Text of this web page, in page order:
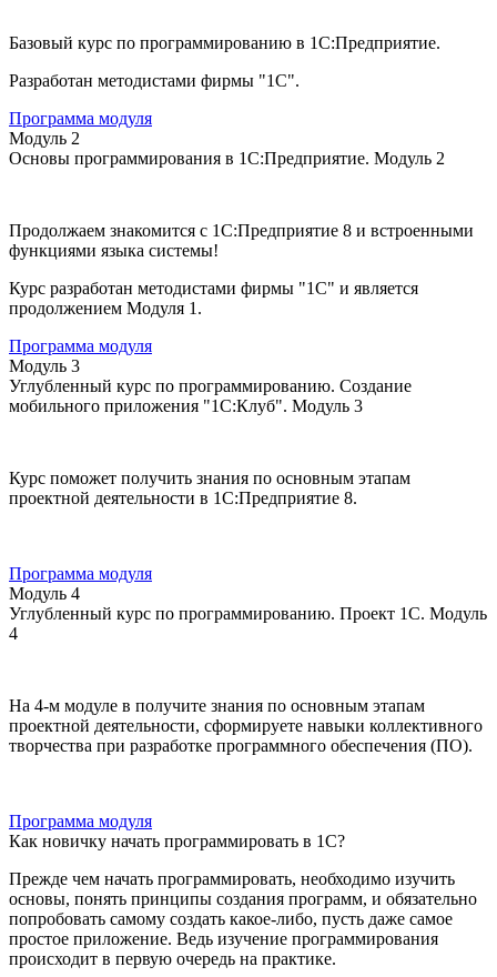
Базовый курс по программированию в 1С:Предприятие.
Разработан методистами фирмы "1С".
Программа модуля
Модуль 2
Основы программирования в 1С:Предприятие. Модуль 2
Продолжаем знакомится с 1С:Предприятие 8 и встроенными
функциями языка системы!
Курс разработан методистами фирмы "1С" и является
продолжением Модуля 1.
Программа модуля
Модуль 3
Углубленный курс по программированию. Создание
мобильного приложения "1С:Клуб". Модуль 3
Курс поможет получить знания по основным этапам
проектной деятельности в 1С:Предприятие 8.
Программа модуля
Модуль 4
Углубленный курс по программированию. Проект 1С. Модуль
4
На 4-м модуле в получите знания по основным этапам
проектной деятельности, сформируете навыки коллективного
творчества при разработке программного обеспечения (ПО).
Программа модуля
Как новичку начать программировать в 1С?
Прежде чем начать программировать, необходимо изучить
основы, понять принципы создания программ, и обязательно
попробовать самому создать какое-либо, пусть даже самое
простое приложение. Ведь изучение программирования
происходит в первую очередь на практике.